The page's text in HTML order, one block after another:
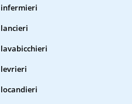
infermieri
lancieri
lavabicchieri
levrieri
locandieri